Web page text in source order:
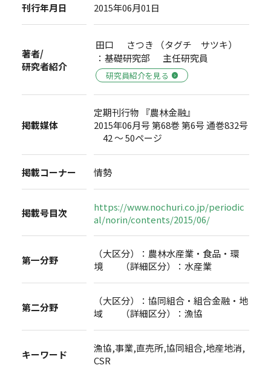
刊行年月日 2015年06月01日
著者/
研究者紹介
田口 さつき （タグチ サツキ）
：基礎研究部 主任研究員
研究員紹介を見る
掲載媒体
定期刊行物 『農林金融』
2015年06月号 第68巻 第6号 通巻832号
42 ～ 50ページ
掲載コーナー 情勢
掲載号目次
https://www.nochuri.co.jp/periodic
al/norin/contents/2015/06/
第一分野
（大区分）：農林水産業・食品・環
境 （詳細区分）：水産業
第二分野
（大区分）：協同組合・組合金融・地
域 （詳細区分）：漁協
キーワード
漁協,事業,直売所,協同組合,地産地消,
CSR